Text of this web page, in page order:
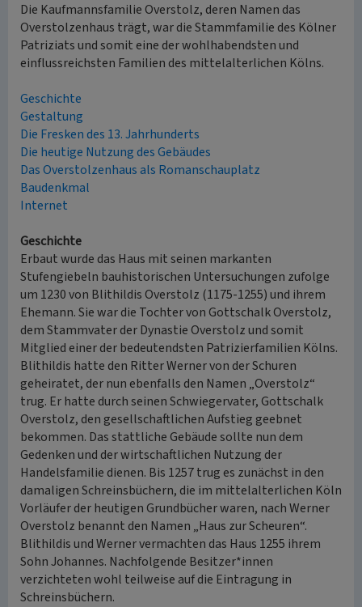
Die Kaufmannsfamilie Overstolz, deren Namen das
Overstolzenhaus trägt, war die Stammfamilie des Kölner
Patriziats und somit eine der wohlhabendsten und
einflussreichsten Familien des mittelalterlichen Kölns.
Geschichte
Gestaltung
Die Fresken des 13. Jahrhunderts
Die heutige Nutzung des Gebäudes
Das Overstolzenhaus als Romanschauplatz
Baudenkmal
Internet
Geschichte
Erbaut wurde das Haus mit seinen markanten
Stufengiebeln bauhistorischen Untersuchungen zufolge
um 1230 von Blithildis Overstolz (1175-1255) und ihrem
Ehemann. Sie war die Tochter von Gottschalk Overstolz,
dem Stammvater der Dynastie Overstolz und somit
Mitglied einer der bedeutendsten Patrizierfamilien Kölns.
Blithildis hatte den Ritter Werner von der Schuren
geheiratet, der nun ebenfalls den Namen „Overstolz“
trug. Er hatte durch seinen Schwiegervater, Gottschalk
Overstolz, den gesellschaftlichen Aufstieg geebnet
bekommen. Das stattliche Gebäude sollte nun dem
Gedenken und der wirtschaftlichen Nutzung der
Handelsfamilie dienen. Bis 1257 trug es zunächst in den
damaligen Schreinsbüchern, die im mittelalterlichen Köln
Vorläufer der heutigen Grundbücher waren, nach Werner
Overstolz benannt den Namen „Haus zur Scheuren“.
Blithildis und Werner vermachten das Haus 1255 ihrem
Sohn Johannes. Nachfolgende Besitzer*innen
verzichteten wohl teilweise auf die Eintragung in
Schreinsbüchern.